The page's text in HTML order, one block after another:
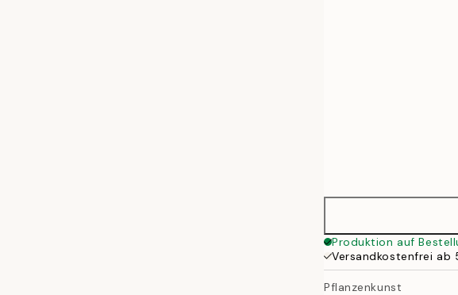
Produktion auf
Versandkostenfrei ab
Pflanzenkunst